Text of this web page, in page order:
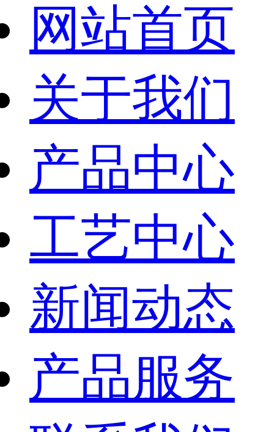
网站首页
关于我们
产品中心
工艺中心
新闻动态
产品服务